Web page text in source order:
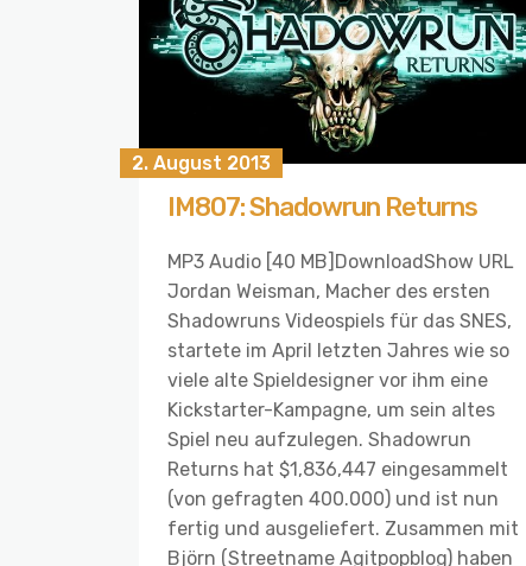
2. August 2013
IM807: Shadowrun Returns
MP3 Audio [40 MB]DownloadShow URL
Jordan Weisman, Macher des ersten
Shadowruns Videospiels für das SNES,
startete im April letzten Jahres wie so
viele alte Spieldesigner vor ihm eine
Kickstarter-Kampagne, um sein altes
Spiel neu aufzulegen. Shadowrun
Returns hat $1,836,447 eingesammelt
(von gefragten 400.000) und ist nun
fertig und ausgeliefert. Zusammen mit
Björn (Streetname Agitpopblog) haben